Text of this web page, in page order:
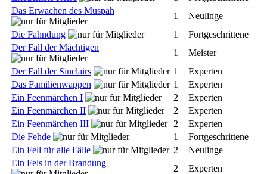
Das Erwachen des Muspah
1
Neulinge
Die Fahndung
1
Fortgeschrittene
Der Fall der Mächtigen
1
Meister
Der Fall der Sinclairs
1
Experten
Das Familienwappen
1
Experten
Ein Feenmärchen I
2
Experten
Ein Feenmärchen II
2
Experten
Ein Feenmärchen III
2
Experten
Die Fehde
1
Fortgeschrittene
Ein Fell für alle Fälle
2
Neulinge
Ein Fels in der Brandung
2
Experten